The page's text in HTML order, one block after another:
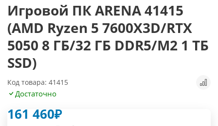
Игровой ПК ARENA 41415
(AMD Ryzen 5 7600X3D/RTX
5050 8 ГБ/32 ГБ DDR5/M2 1 ТБ
SSD)
Код товара: 41415
Достаточно
161 460₽